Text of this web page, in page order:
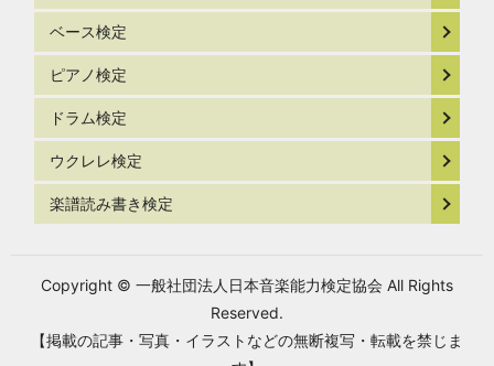
ベース検定
ピアノ検定
ドラム検定
ウクレレ検定
楽譜読み書き検定
Copyright © 一般社団法人日本音楽能力検定協会 All Rights
Reserved.
【掲載の記事・写真・イラストなどの無断複写・転載を禁じま